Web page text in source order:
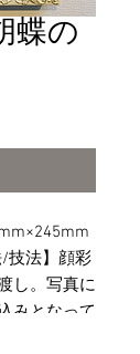
蝶の
/技法】顔彩
し。写真に
みとなって